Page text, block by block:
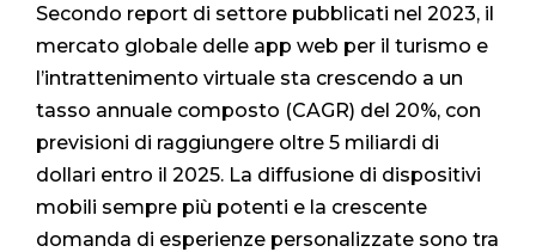
Secondo report di settore pubblicati nel 2023, il
mercato globale delle app web per il turismo e
l’intrattenimento virtuale sta crescendo a un
tasso annuale composto (CAGR) del 20%, con
previsioni di raggiungere oltre 5 miliardi di
dollari entro il 2025. La diffusione di dispositivi
mobili sempre più potenti e la crescente
domanda di esperienze personalizzate sono tra